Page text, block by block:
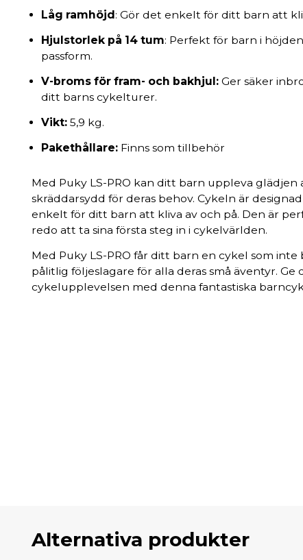
Låg ramhöjd: Gör det enkelt för ditt barn att
Hjulstorlek på 14 tum: Perfekt för barn i
passform.
V-broms för fram- och bakhjul: Ger säker
ditt barns cykelturer.
Vikt: 5,9 kg.
Pakethållare: Finns som tillbehör
Med Puky LS-PRO kan ditt barn uppleva glädjen
skräddarsydd för deras behov. Cykeln är
enkelt för ditt barn att kliva av och på. Den är
redo att ta sina första steg in i cykelvärlden.
Med Puky LS-PRO får ditt barn en cykel som
pålitlig följeslagare för alla deras små äventyr.
cykelupplevelsen med denna fantastiska
Alternativa produkter